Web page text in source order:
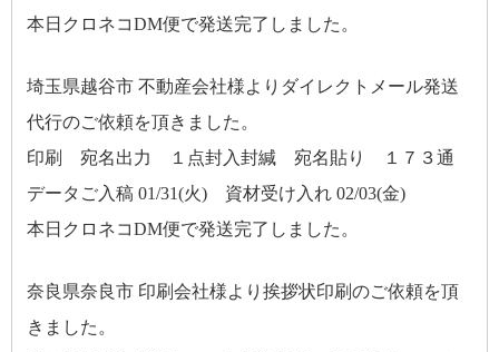
本日クロネコDM便で発送完了しました。
埼玉県越谷市 不動産会社様よりダイレクトメール発送
代行のご依頼を頂きました。
印刷 宛名出力 １点封入封緘 宛名貼り １７３通
データご入稿 01/31(火) 資材受け入れ 02/03(金)
本日クロネコDM便で発送完了しました。
奈良県奈良市 印刷会社様より挨拶状印刷のご依頼を頂
きました。